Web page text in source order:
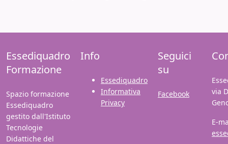
Essediquadro
Formazione
Spazio formazione
Essediquadro
gestito dall'Istituto
Tecnologie
Didattiche del
Info
Essediquadro
Informativa
Privacy
Seguici
su
Facebook
via
E-